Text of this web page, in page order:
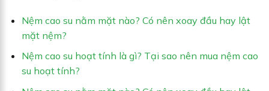
Nệm cao su nằm mặt nào? Có nên xoay đầu hay lật
mặt nệm?
Nệm cao su hoạt tính là gì? Tại sao nên mua nệm cao
su hoạt tính?